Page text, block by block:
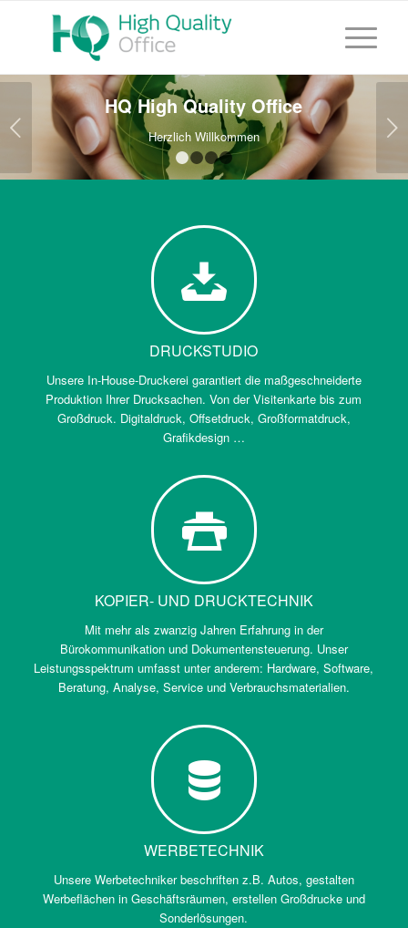
HQ High Quality Office
Herzlich Willkommen Weiter
1 2 3 4
DRUCKSTUDIO
Unsere In-House-Druckerei garantiert die maßgeschneiderte
Produktion Ihrer Drucksachen. Von der Visitenkarte bis zum
Großdruck. Digitaldruck, Offsetdruck, Großformatdruck,
Grafikdesign …
KOPIER- UND DRUCKTECHNIK
Mit mehr als zwanzig Jahren Erfahrung in der
Bürokommunikation und Dokumentensteuerung. Unser
Leistungsspektrum umfasst unter anderem: Hardware, Software,
Beratung, Analyse, Service und Verbrauchsmaterialien.
WERBETECHNIK
Unsere Werbetechniker beschriften z.B. Autos, gestalten
Werbeflächen in Geschäftsräumen, erstellen Großdrucke und
Sonderlösungen.